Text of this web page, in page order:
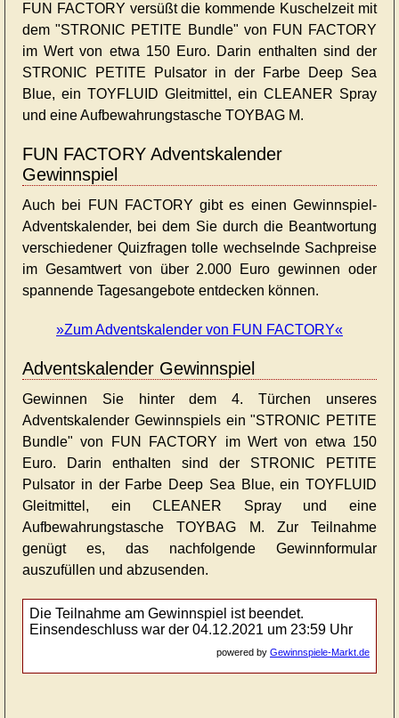
FUN FACTORY versüßt die kommende Kuschelzeit mit
dem "STRONIC PETITE Bundle" von FUN FACTORY
im Wert von etwa 150 Euro. Darin enthalten sind der
STRONIC PETITE Pulsator in der Farbe Deep Sea
Blue, ein TOYFLUID Gleitmittel, ein CLEANER Spray
und eine Aufbewahrungstasche TOYBAG M.
FUN FACTORY Adventskalender
Gewinnspiel
Auch bei FUN FACTORY gibt es einen Gewinnspiel-
Adventskalender, bei dem Sie durch die Beantwortung
verschiedener Quizfragen tolle wechselnde Sachpreise
im Gesamtwert von über 2.000 Euro gewinnen oder
spannende Tagesangebote entdecken können.
»Zum Adventskalender von FUN FACTORY«
Adventskalender Gewinnspiel
Gewinnen Sie hinter dem 4. Türchen unseres
Adventskalender Gewinnspiels ein "STRONIC PETITE
Bundle" von FUN FACTORY im Wert von etwa 150
Euro. Darin enthalten sind der STRONIC PETITE
Pulsator in der Farbe Deep Sea Blue, ein TOYFLUID
Gleitmittel, ein CLEANER Spray und eine
Aufbewahrungstasche TOYBAG M. Zur Teilnahme
genügt es, das nachfolgende Gewinnformular
auszufüllen und abzusenden.